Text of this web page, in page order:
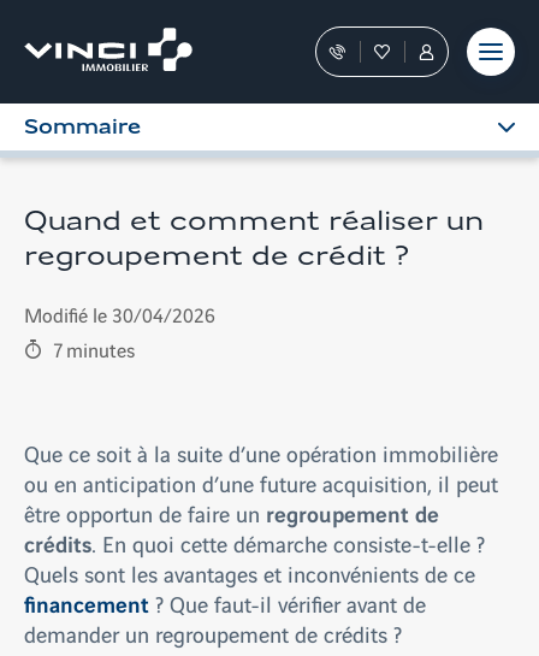
contenu
moment
Nos
conseillers
vous
dans
FavorisTous
les
services
dans
Personnel
Sommaire
Quand et comment réaliser un
regroupement de crédit ?
Modifié le 30/04/2026
7minutes
Que ce soit à la suite d’une opération immobilière
ou en anticipation d’une future acquisition, il peut
être opportun de faire un regroupement de
crédits. En quoi cette démarche consiste-t-elle ?
Quels sont les avantages et inconvénients de ce
financement? Que faut-il vérifier avant de
demander un regroupement de crédits ?